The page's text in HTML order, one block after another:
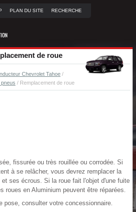
PLAN DU SITE RECHERCHE
de roue
Chevrolet Tahoe /
/ Remplacement de roue
fissurée ou très rouillée ou corrodée. Si
à se relâcher, vous devrez remplacer la
ses écrous. Si la roue fait l'objet d'une fuite
roues en Aluminium peuvent être réparées.
pose, consulter votre concessionnaire.